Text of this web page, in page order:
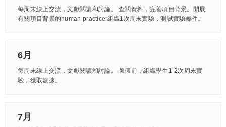
每周末線上交流，文獻閱讀和討論。 查閱資料，完善項目背景。開展
有關項目背景的human practice 組織1次周末實驗，測試實驗條件。
6月
每周末線上交流，文獻閱讀和討論。 暑假前，組織學生1-2次周末實
驗，獲取數據。
7月